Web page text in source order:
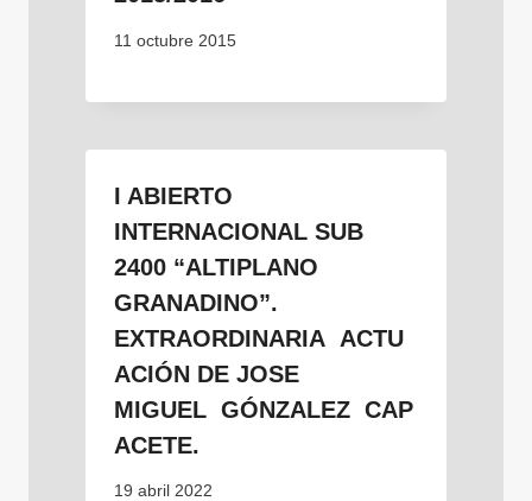
11 octubre 2015
I ABIERTO
INTERNACIONAL SUB
2400 “ALTIPLANO
GRANADINO”.
EXTRAORDINARIA ACTU
ACIÓN DE JOSE
MIGUEL GÓNZALEZ CAP
ACETE.
19 abril 2022